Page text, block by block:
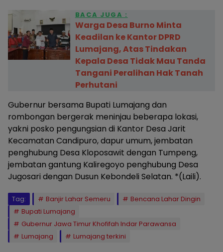
BACA JUGA :
Warga Desa Burno Minta
Keadilan ke Kantor DPRD
Lumajang, Atas Tindakan
Kepala Desa Tidak Mau Tanda
Tangani Peralihan Hak Tanah
Perhutani
Gubernur bersama Bupati Lumajang dan
rombongan bergerak meninjau beberapa lokasi,
yakni posko pengungsian di Kantor Desa Jarit
Kecamatan Candipuro, dapur umum, jembatan
penghubung Desa Kloposawit dengan Tumpeng,
jembatan gantung Kaliregoyo penghubung Desa
Jugosari dengan Dusun Kebondeli Selatan. *(Laili).
Tag: Banjir Lahar Semeru
Bencana Lahar Dingin
Bupati Lumajang
Gubernur Jawa Timur Khofifah Indar Parawansa
Lumajang
Lumajang terkini